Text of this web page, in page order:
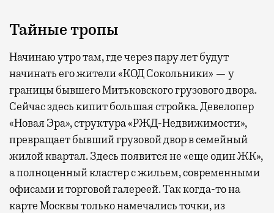
Тайные тропы
Начинаю утро там, где через пару лет будут
начинать его жители «КОД Сокольники» — у
границы бывшего Митьковского грузового двора.
Сейчас здесь кипит большая стройка. Девелопер
«Новая Эра», структура «РЖД-Недвижимости»,
превращает бывший грузовой двор в семейный
жилой квартал. Здесь появится не «еще один ЖК»,
а полноценный кластер с жильем, современными
офисами и торговой галереей. Так когда-то на
карте Москвы только намечались точки, из